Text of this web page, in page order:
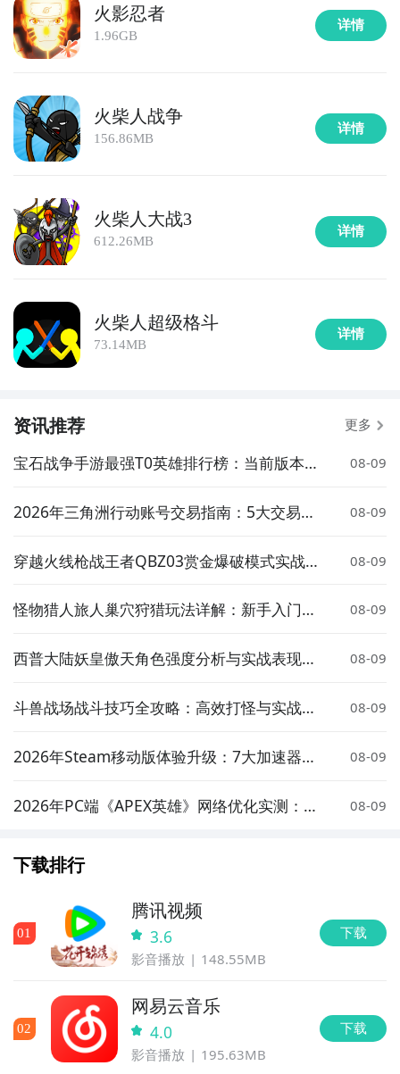
火影忍者
1.96GB
详情
火柴人战争
156.86MB
详情
火柴人大战3
612.26MB
详情
火柴人超级格斗
73.14MB
详情
资讯推荐 更多
宝石战争手游最强T0英雄排行榜：当前版本高
08-09
2026年三角洲行动账号交易指南：5大交易平
08-09
穿越火线枪战王者QBZ03赏金爆破模式实战表
08-09
怪物猎人旅人巢穴狩猎玩法详解：新手入门与
08-09
西普大陆妖皇傲天角色强度分析与实战表现评
08-09
斗兽战场战斗技巧全攻略：高效打怪与实战策
08-09
2026年Steam移动版体验升级：7大加速器对
08-09
2026年PC端《APEX英雄》网络优化实测：7
08-09
下载排行
01
腾讯视频
3.6
影音播放 148.55MB
下载
02
网易云音乐
4.0
影音播放 195.63MB
下载